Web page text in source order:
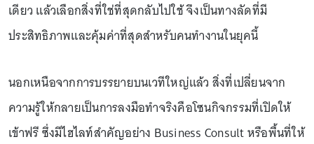
เดียว แล้วเลือกสิ่งที่ใช่ที่สุดกลับไปใช้ จึงเป็นทางลัดที่มี
ประสิทธิภาพและคุ้มค่าที่สุดสำหรับคนทำงานในยุคนี้
นอกเหนือจากการบรรยายบนเวทีใหญ่แล้ว สิ่งที่เปลี่ยนจาก
ความรู้ให้กลายเป็นการลงมือทำจริงคือโซนกิจกรรมที่เปิดให้
เข้าฟรี ซึ่งมีไฮไลท์สำคัญอย่าง Business Consult หรือพื้นที่ให้